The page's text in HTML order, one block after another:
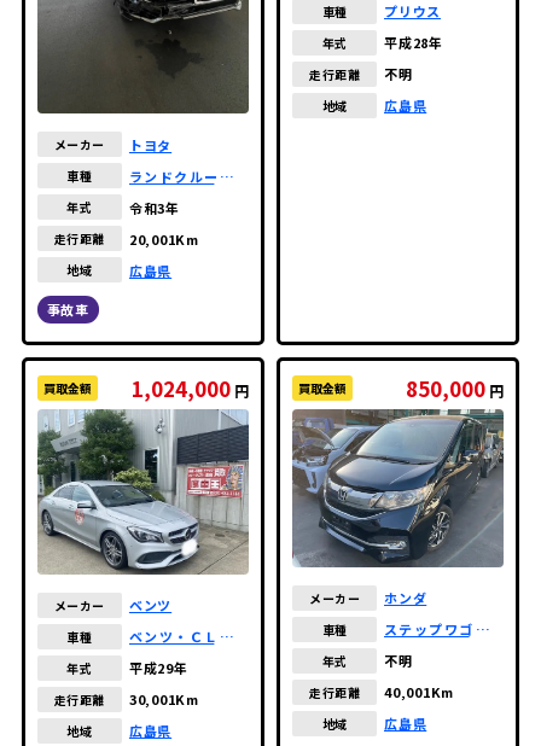
メーカー トヨタ
車種
ランドクルーザー
年式 令和3年
走行距離 20,001Km
地域 広島県
事故車
車種 プリウス
年式 平成28年
走行距離 不明
地域 広島県
買取金額 1,024,000 円
メーカー ベンツ
車種
ベンツ・ＣＬＡク
年式 平成29年
走行距離 30,001Km
地域 広島県
買取金額 850,000 円
メーカー ホンダ
車種
ステップワゴンス
年式 不明
走行距離 40,001Km
地域 広島県